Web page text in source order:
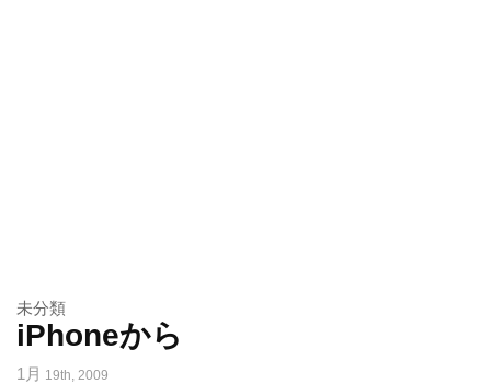
未分類
iPhoneから
1月 19th, 2009